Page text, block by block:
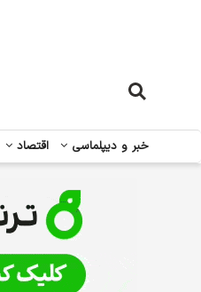
خبر و دیپلماسی اقتصاد